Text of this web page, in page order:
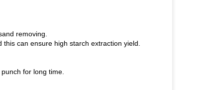
removing.
can ensure high starch extraction yield.
for long time.